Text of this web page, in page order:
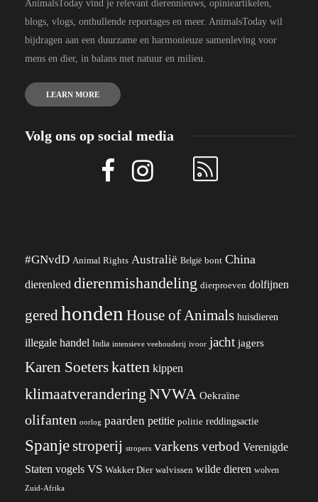
AnimalsToday vind je relevant dierennieuws, opinieartikelen,
blogs, vlogs, onthullende reportages en meer. AnimalsToday wil
bijdragen aan een duurzame en harmonieuze samenleving voor
mens en dier, in balans met natuur en milieu.
LEARN MORE
Volg ons op social media
#GNvdD Animal Rights Australië België bont China
dierenleed dierenmishandeling dierproeven dolfijnen
gered honden House of Animals huisdieren
illegale handel India intensieve veehouderij ivoor jacht jagers
Karen Soeterskatten kippen
klimaatverandering NVWA Oekraïne
olifanten oorlog paarden petitie politie reddingsactie
Spanjestroperij stropers varkens verbod Verenigde
Staten vogels VS Wakker Dier walvissen wilde dieren wolven
Zuid-Afrika